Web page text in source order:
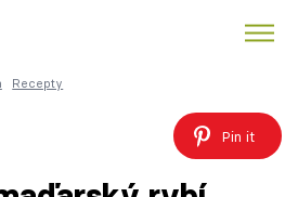
Recepty
Pin it